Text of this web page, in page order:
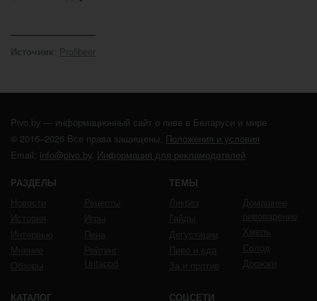
Источник Profibeer
Pivo.by — информационный сайт о пиве в Беларуси и мире
© 2016–2026 Все права защищены. Положения и условия
Email: info@pivo.by. Информация для рекламодателей
РАЗДЕЛЫ ТЕМЫ
КАТАЛОГ СОЦСЕТИ